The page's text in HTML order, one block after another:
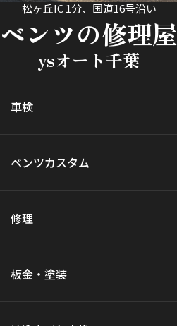
松ヶ丘IC 1分、国道16号沿い
ベンツの修理屋
ysオート千葉
車検
ベンツカスタム
修理
板金・塗装